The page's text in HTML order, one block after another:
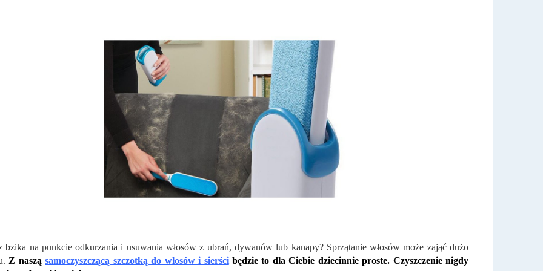
bzika na punkcie odkurzania i usuwania włosów z ubrań, dywanów lub kanapy? Sprzątanie włosów może zająć dużo
Z nasząsamoczyszczącą szczotką do włosów i sierścibędzie to dla Ciebie dziecinnie proste. Czyszczenie nigdy